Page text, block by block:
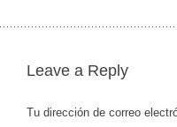
Leave a Reply
Tu dirección de correo